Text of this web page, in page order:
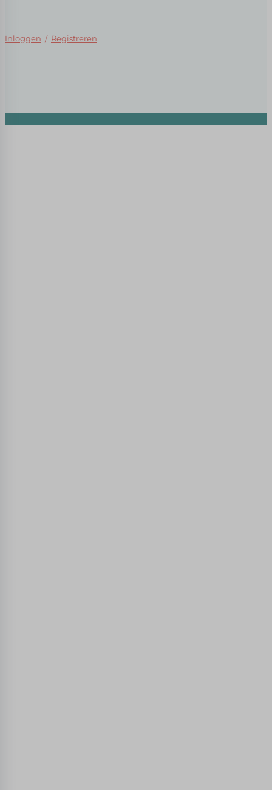
Inloggen / Registreren